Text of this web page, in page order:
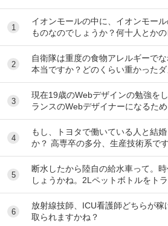
1
イオンモールの中に、イオンモー
ものなのでしょうか？何十人とか
2、3%くらいですかね？ 地震があ
2
自衛隊は重度の食物アレルギーで
本当ですか？どのくらい重かった
察、海保、消防など他の公安職も
3
現在19歳のWebデザインの勉強を
ランスのWebデザイナーになるた
要なのでしょうか？ figmaはもうあ
4
もし、トヨタで働いている人と結
か？ 高専卒の多分、生産技術系で
専業主婦かパートで働きたいです
5
断水したから陸自の給水車って。
しょうかね。2Lペットボトルをト
本づつ配ったら炎熱の中で長い行
6
放射線技師、ICU看護師どちらが稼
取られますかね？